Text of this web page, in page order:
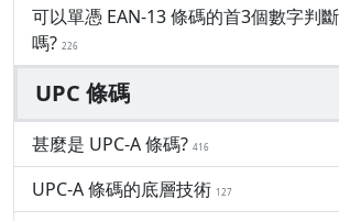
可以單憑 EAN-13 條碼的首3個數字判
嗎? 226
UPC 條碼
甚麼是 UPC-A 條碼? 416
UPC-A 條碼的底層技術 127